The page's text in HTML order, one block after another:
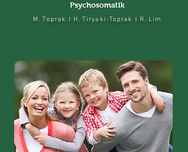
Psychosomatik
M. Toprak I H. Tiryaki-Toprak I R. Lim
Praxisleitbild